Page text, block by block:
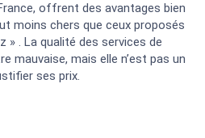
offrent des avantages bien
moins chers que ceux proposés
» . La qualité des services de
mauvaise, mais elle n’est pas un
ses prix.